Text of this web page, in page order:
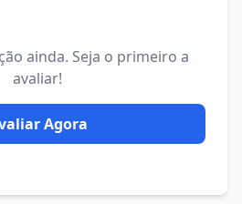
ainda. Seja o primeiro a
avaliar!
Agora